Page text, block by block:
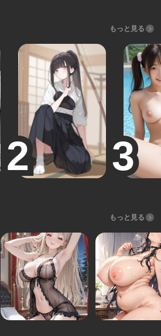
もっと見る
もっと見る